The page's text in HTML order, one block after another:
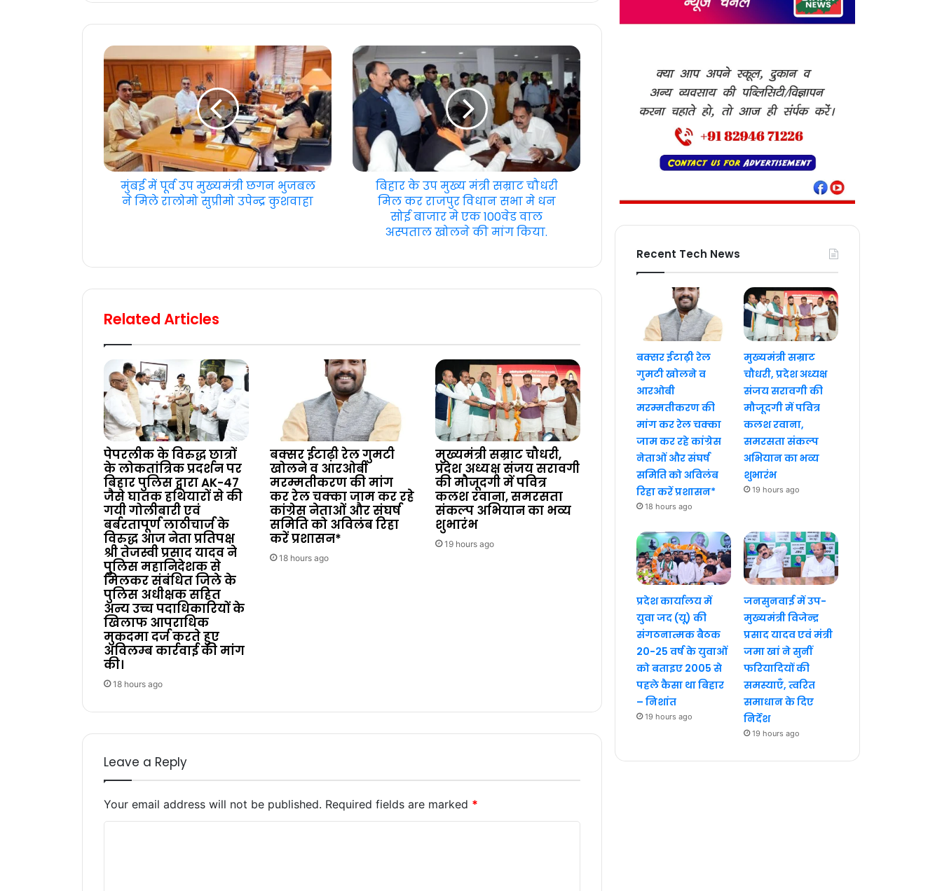
मुंबई में पूर्व उप मुख्यमंत्री छगन भुजबल
ने मिले रालोमो सुप्रीमो उपेन्द्र कुशवाहा
बिहार के उप मुख्य मंत्री सम्राट चौधरी
मिल कर राजपुर विधान सभा मे धन
सोई बाजार मे एक 100वेड वाल
अस्पताल खोलने की मांग किया.
Related Articles
पेपरलीक के विरुद्ध छात्रों
के लोकतांत्रिक प्रदर्शन पर
बिहार पुलिस द्वारा AK-47
जैसे घातक हथियारों से की
गयी गोलीबारी एवं
बर्बरतापूर्ण लाठीचार्ज के
विरुद्ध आज नेता प्रतिपक्ष
श्री तेजस्वी प्रसाद यादव ने
पुलिस महानिदेशक से
मिलकर संबंधित जिले के
पुलिस अधीक्षक सहित
अन्य उच्च पदाधिकारियों के
खिलाफ आपराधिक
मुकदमा दर्ज करते हुए
अविलम्ब कार्रवाई की मांग
की।
18 hours ago
बक्सर ईटाढ़ी रेल गुमटी
खोलने व आरओबी
मरम्मतीकरण की मांग
कर रेल चक्का जाम कर रहे
कांग्रेस नेताओं और संघर्ष
समिति को अविलंब रिहा
करें प्रशासन*
18 hours ago
मुख्यमंत्री सम्राट चौधरी,
प्रदेश अध्यक्ष संजय सरावगी
की मौजूदगी में पवित्र
कलश रवाना, समरसता
संकल्प अभियान का भव्य
शुभारंभ
19 hours ago
Leave a Reply
Your email address will not be published. Required fields are marked *
Recent Tech News
बक्सर ईटाढ़ी रेल
गुमटी खोलने व
आरओबी
मरम्मतीकरण की
मांग कर रेल चक्का
जाम कर रहे कांग्रेस
नेताओं और संघर्ष
समिति को अविलंब
रिहा करें प्रशासन*
18 hours ago
मुख्यमंत्री सम्राट
चौधरी, प्रदेश अध्यक्ष
संजय सरावगी की
मौजूदगी में पवित्र
कलश रवाना,
समरसता संकल्प
अभियान का भव्य
शुभारंभ
19 hours ago
प्रदेश कार्यालय में
युवा जद (यू) की
संगठनात्मक बैठक
20-25 वर्ष के युवाओं
को बताइए 2005 से
पहले कैसा था बिहार
– निशांत
19 hours ago
जनसुनवाई में उप-
मुख्यमंत्री विजेन्द्र
प्रसाद यादव एवं मंत्री
जमा खां ने सुनीं
फरियादियों की
समस्याएँ, त्वरित
समाधान के दिए
निर्देश
19 hours ago